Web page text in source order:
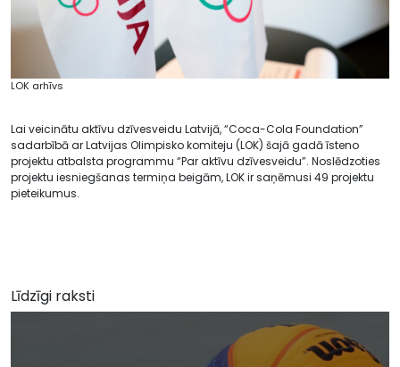
LOK arhīvs
Lai veicinātu aktīvu dzīvesveidu Latvijā, “Coca-Cola Foundation”
sadarbībā ar Latvijas Olimpisko komiteju (LOK) šajā gadā īsteno
projektu atbalsta programmu “Par aktīvu dzīvesveidu”. Noslēdzoties
projektu iesniegšanas termiņa beigām, LOK ir saņēmusi 49 projektu
pieteikumus.
Līdzīgi raksti